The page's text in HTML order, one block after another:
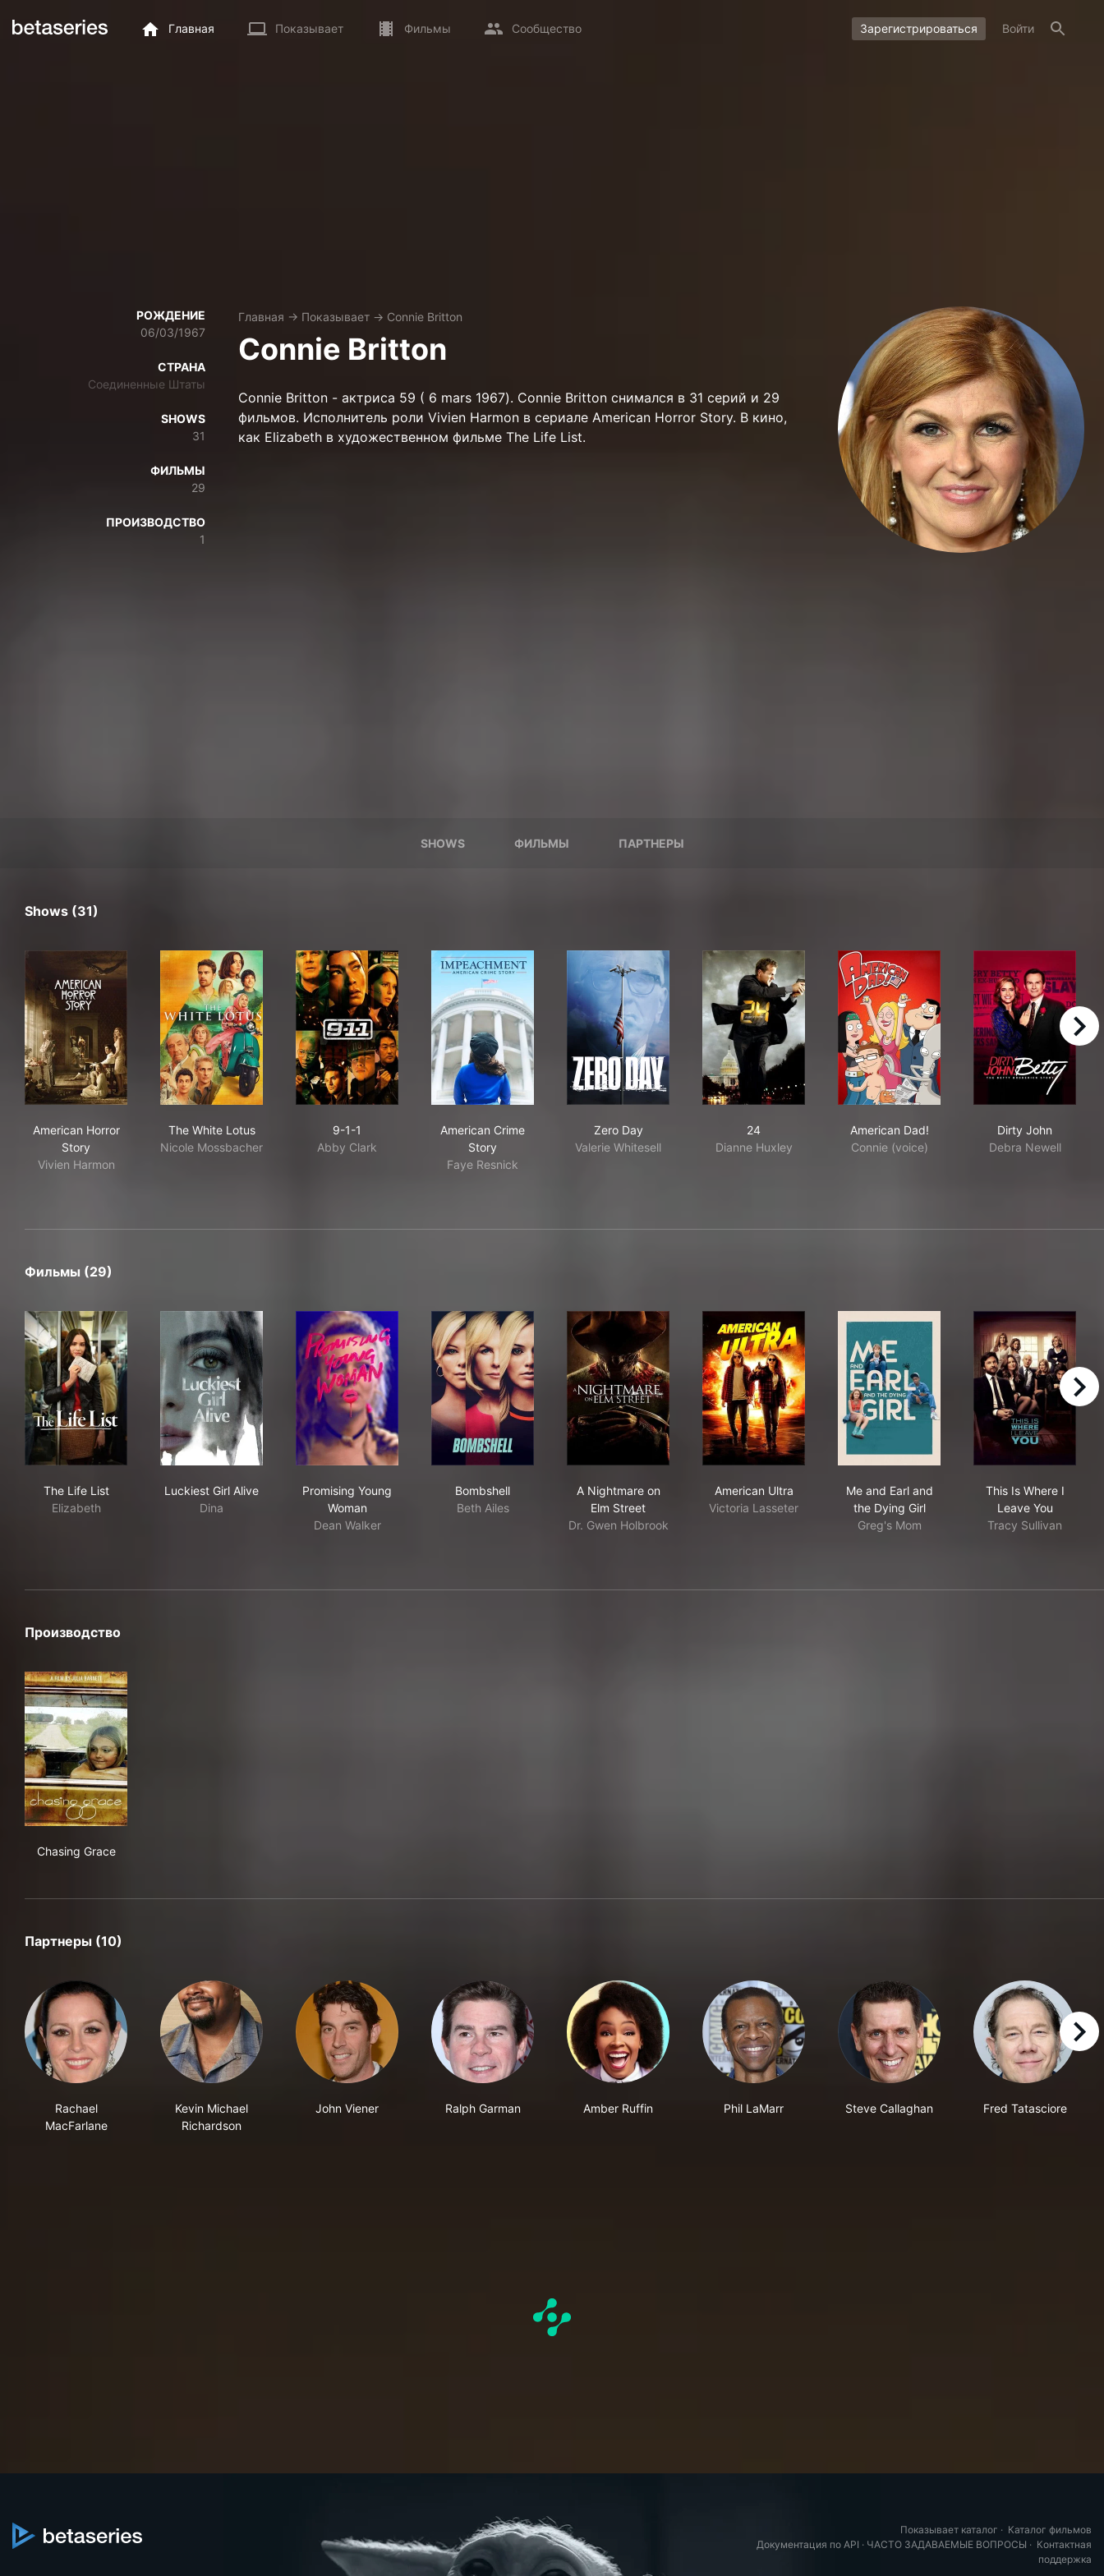
Главная Показывает Фильмы Сообщество Зарегистрироваться Войти
РОЖДЕНИЕ
06/03/1967
СТРАНА
Соединенные Штаты
SHOWS
31
ФИЛЬМЫ
29
ПРОИЗВОДСТВО
1
Главная → Показывает → Connie Britton
Connie Britton
Connie Britton - актриса 59 ( 6 mars 1967). Connie Britton снимался в 31 серий и 29
фильмов. Исполнитель роли Vivien Harmon в сериале American Horror Story. В кино,
как Elizabeth в художественном фильме The Life List.
SHOWS ФИЛЬМЫ ПАРТНЕРЫ
Shows (31)
American Horror
Story
Vivien Harmon
The White Lotus
Nicole Mossbacher
9-1-1
Abby Clark
American Crime
Story
Faye Resnick
Zero Day
Valerie Whitesell
24
Dianne Huxley
American Dad!
Connie (voice)
Dirty John
Debra Newell
right
Фильмы (29)
The Life List
Elizabeth
Luckiest Girl Alive
Dina
Promising Young
Woman
Dean Walker
Bombshell
Beth Ailes
A Nightmare on
Elm Street
Dr. Gwen Holbrook
American Ultra
Victoria Lasseter
Me and Earl and
the Dying Girl
Greg's Mom
This Is Where I
Leave You
Tracy Sullivan
right
Производство
Chasing Grace
Партнеры (10)
Rachael
MacFarlane
Kevin Michael
Richardson
John Viener Ralph Garman Amber Ruffin Phil LaMarr Steve Callaghan Fred Tatasciore
right
Показывает каталог · Каталог фильмов
Документация по API · ЧАСТО ЗАДАВАЕМЫЕ ВОПРОСЫ · Контактная
поддержка